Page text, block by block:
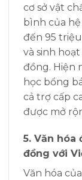
cơ sở vật
bình của
đến 95
và sinh
đồng. Hiện
học bổng
cả trợ cấp
được mở
5. Văn
đồng với
Văn hóa